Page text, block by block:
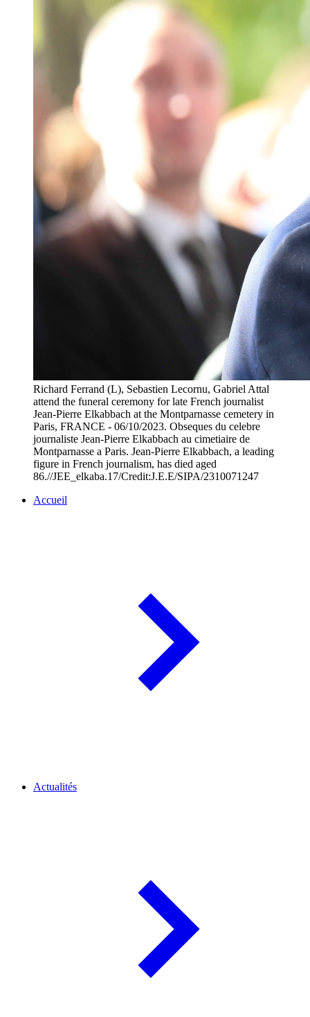
Richard Ferrand (L), Sebastien Lecornu, Gabriel Attal
attend the funeral ceremony for late French journalist
Jean-Pierre Elkabbach at the Montparnasse cemetery in
Paris, FRANCE - 06/10/2023. Obseques du celebre
journaliste Jean-Pierre Elkabbach au cimetiaire de
Montparnasse a Paris. Jean-Pierre Elkabbach, a leading
figure in French journalism, has died aged
86.//JEE_elkaba.17/Credit:J.E.E/SIPA/2310071247
Accueil
Actualités